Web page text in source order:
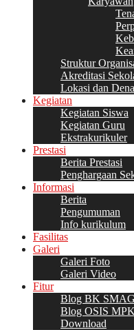
Struktur
Akreditasi
Lokasi dan
Kegiatan
Kegiatan Siswa
Kegiatan Guru
Ekstrakurikuler
Prestasi
Berita Prestasi
Penghargaan
Informasi
Berita
Pengumuman
Info kurikulum
Fasilitas
Galeri
Galeri Foto
Galeri Video
Fitur
Blog BK
Blog OSIS MPK
Download